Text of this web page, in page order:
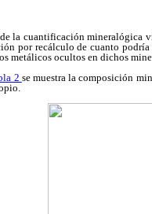
la cuantificación mineralógica
por recálculo de cuanto
metálicos ocultos en dichos
2 se muestra la composición